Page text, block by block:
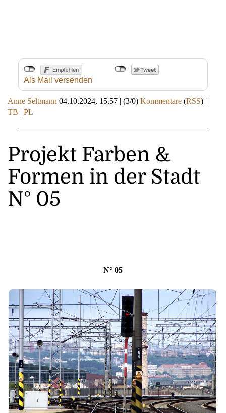
Als Mail versenden
Anne Seltmann 04.10.2024, 15.57 | (3/0) Kommentare (RSS) |
TB | PL
Projekt Farben &
Formen in der Stadt
N° 05
N° 05